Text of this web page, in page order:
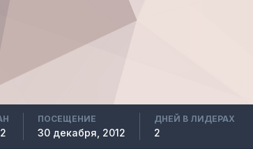
ПОСЕЩЕНИЕ
30 декабря, 2012
ДНЕЙ В ЛИДЕРАХ
2